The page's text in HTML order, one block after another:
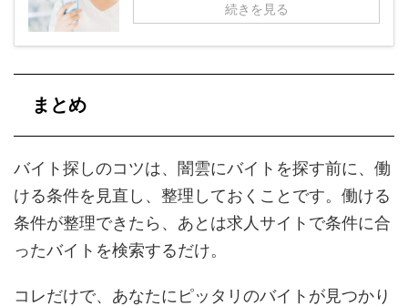
続きを見る
まとめ
バイト探しのコツは、闇雲にバイトを探す前に、働
ける条件を見直し、整理しておくことです。働ける
条件が整理できたら、あとは求人サイトで条件に合
ったバイトを検索するだけ。
コレだけで、あなたにピッタリのバイトが見つかり